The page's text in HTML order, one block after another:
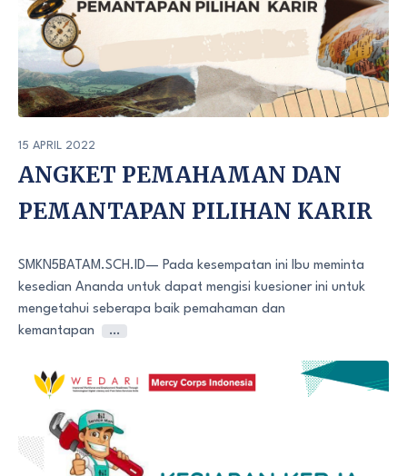
15 APRIL 2022
ANGKET PEMAHAMAN DAN
PEMANTAPAN PILIHAN KARIR
SMKN5BATAM.SCH.ID— Pada kesempatan ini Ibu meminta
kesedian Ananda untuk dapat mengisi kuesioner ini untuk
mengetahui seberapa baik pemahaman dan
kemantapan
…